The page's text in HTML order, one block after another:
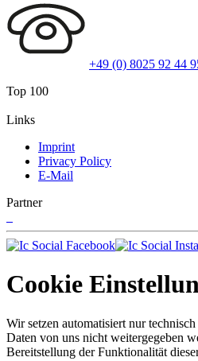
+49 (0) 8025 92 44
Top 100
Links
Imprint
Privacy Policy
E-Mail
Partner
Cookie
Wir setzen automatisiert nur
Daten von uns nicht weitergegeben
Bereitstellung der Funktionalität